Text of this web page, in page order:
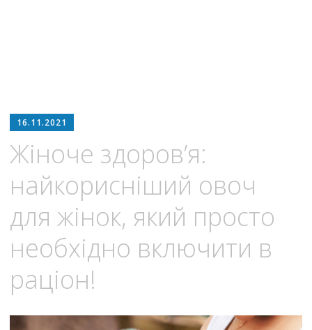
16.11.2021
Жіноче здоров’я:
найкорисніший овоч
для жінок, який просто
необхідно включити в
раціон!